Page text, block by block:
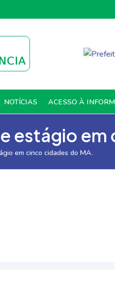
NOTÍCIAS ACESSO À
estágio
em cinco cidades do MA.